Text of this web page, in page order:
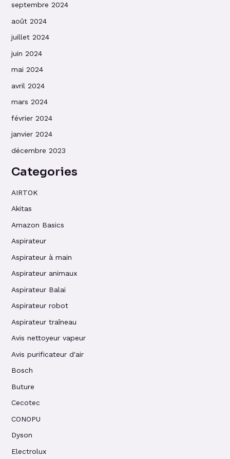
septembre 2024
août 2024
juillet 2024
juin 2024
mai 2024
avril 2024
mars 2024
février 2024
janvier 2024
décembre 2023
Categories
AIRTOK
Akitas
Amazon Basics
Aspirateur
Aspirateur à main
Aspirateur animaux
Aspirateur Balai
Aspirateur robot
Aspirateur traîneau
Avis nettoyeur vapeur
Avis purificateur d'air
Bosch
Buture
Cecotec
CONOPU
Dyson
Electrolux